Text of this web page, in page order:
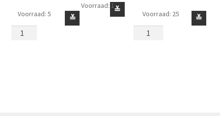
Vlag
of
≚
Voorraad: 5
Vlag
2
≚
Voorraad: 1
Vlag
of
≚
Voorraad: 25